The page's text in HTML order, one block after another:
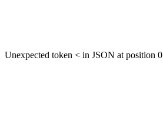
Unexpected token < in JSON at position 0